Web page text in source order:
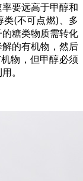
要远高于甲醇和
类(不可点燃)、多
糖类物质需转化
的有机物，然后
物，但甲醇必须
。